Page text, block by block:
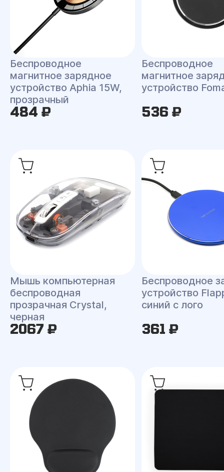
Беспроводное
магнитное зарядное
устройство Aphia 15W,
прозрачный
484 ₽
Беспроводное
магнитное
устройство
536 ₽
Мышь компьютерная
беспроводная
прозрачная Crystal,
черная
2067 ₽
Беспроводное
устройство
синий с лого
361 ₽